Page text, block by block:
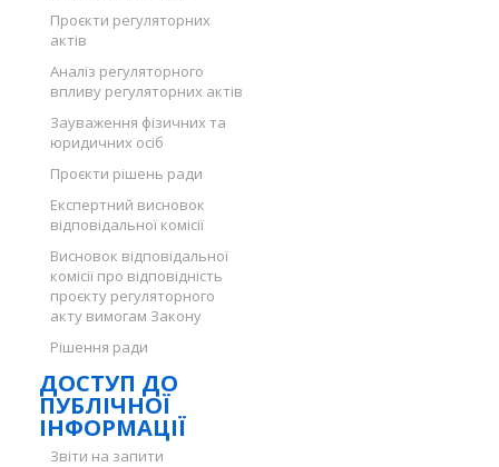
Проєкти регуляторних
актів
Аналіз регуляторного
впливу регуляторних актів
Зауваження фізичних та
юридичних осіб
Проєкти рішень ради
Експертний висновок
відповідальної комісії
Висновок відповідальної
комісії про відповідність
проєкту регуляторного
акту вимогам Закону
Рішення ради
ДОСТУП ДО
ПУБЛІЧНОЇ
ІНФОРМАЦІЇ
Звіти на запити